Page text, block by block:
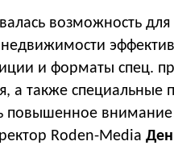
возможность
и форматы спец.
а также специальные
повышенное
Roden-Media